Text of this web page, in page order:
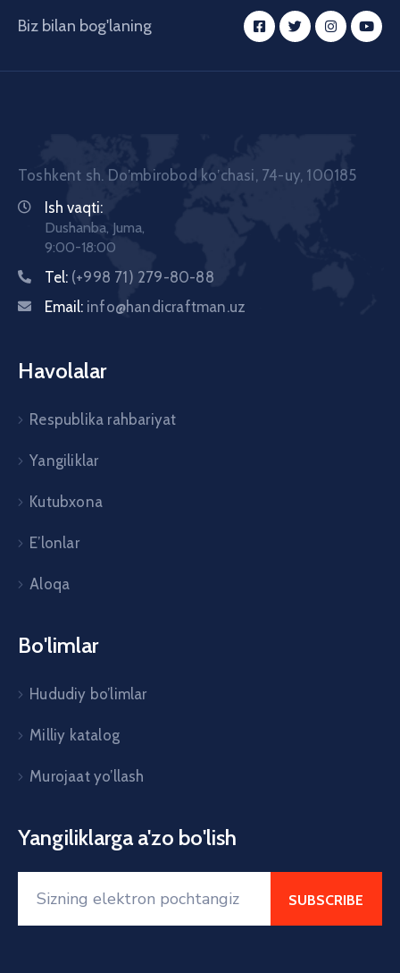
Biz bilan bog'laning
Toshkent sh. Doʼmbirobod koʼchasi, 74-uy, 100185
Ish vaqti:
Dushanba, Juma,
9:00-18:00
Tel: (+998 71) 279-80-88
Email: info@handicraftman.uz
Havolalar
Respublika rahbariyat
Yangiliklar
Kutubxona
E’lonlar
Aloqa
Bo'limlar
Hududiy bo’limlar
Milliy katalog
Murojaat yo’llash
Yangiliklarga a'zo bo'lish